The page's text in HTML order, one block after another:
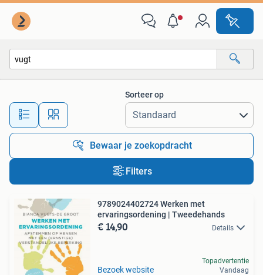
Alle afstanden…
Sorteer op
Bewaar je zoekopdracht
Filters
9789024402724 Werken met
ervaringsordening | Tweedehands
€ 14,90 Details
Bezoek website
Topadvertentie
Vandaag